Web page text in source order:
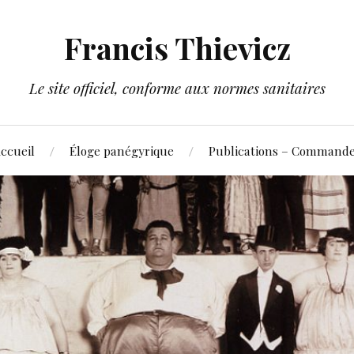
Francis Thievicz
Le site officiel, conforme aux normes sanitaires
Éloge panégyrique Publications –